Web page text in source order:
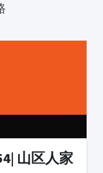
山区人家